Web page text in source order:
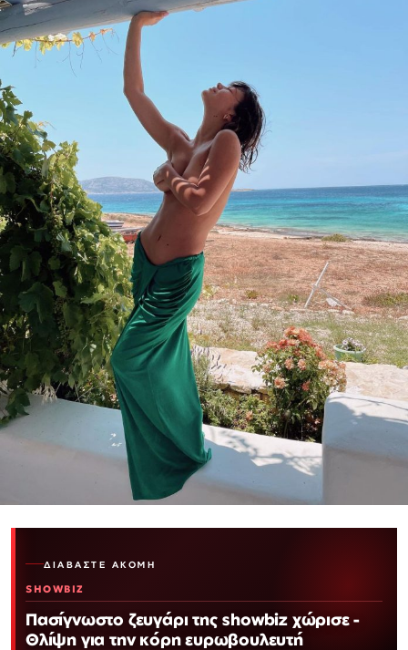
ΔΙΑΒΆΣΤΕ ΑΚΌΜΗ
SHOWBIZ
Πασίγνωστο ζευγάρι της showbiz χώρισε -
Θλίψη για την κόρη ευρωβουλευτή